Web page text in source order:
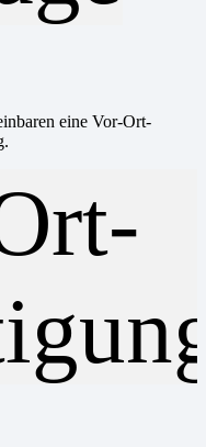
eine Vor-Ort-